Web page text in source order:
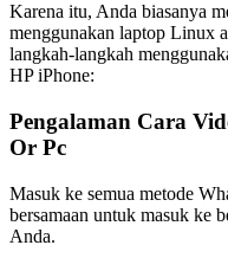
Karena itu, Anda biasanya
menggunakan laptop Linux
langkah-langkah
HP iPhone:
Pengalaman Cara
Or Pc
Masuk ke semua metode
bersamaan untuk masuk ke
Anda.